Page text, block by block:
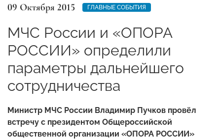
09 Октября 2015 ГЛАВНЫЕ СОБЫТИЯ
МЧС России и «ОПОРА
РОССИИ» определили
параметры дальнейшего
сотрудничества
Министр МЧС России Владимир Пучков провёл
встречу с президентом Общероссийской
общественной организации «ОПОРА РОССИИ»